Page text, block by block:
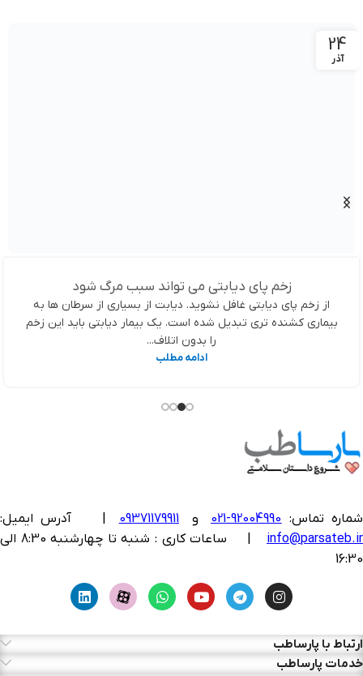
24
آذر
زخم پای دیابتی می تواند سبب مرگ شود
از زخم پای دیابتی غافل نشوید. دیابت از بسیاری از سرطان ها به
بیماری کشنده تری تبدیل شده است. یک بیمار دیابتی باید این زخم
را بدون اتلاف...
ادامه مطلب
شماره تماس: 92004990-021 و 09371179911
آدرس ایمیل:
info@parsateb.ir
| ساعات کاری : شنبه تا چهارشنبه 8:30 الی
16:30
ارتباط با پارساطب
خدمات پارساطب